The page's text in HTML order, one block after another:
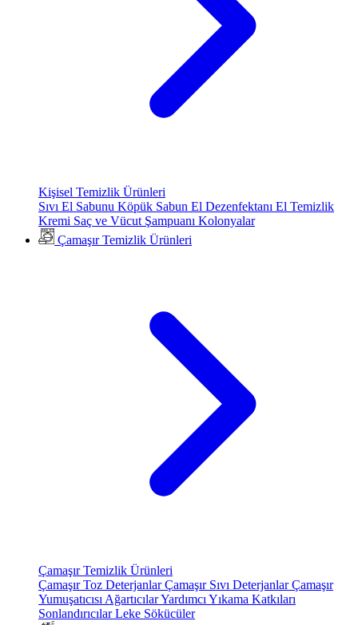
Kişisel Temizlik Ürünleri
Sıvı El Sabunu Köpük Sabun El Dezenfektanı El Temizlik
Kremi Saç ve Vücut Şampuanı Kolonyalar
Çamaşır Temizlik Ürünleri
Çamaşır Temizlik Ürünleri
Çamaşır Toz DeterjanlarÇamaşır Sıvı DeterjanlarÇamaşır
Yumuşatıcısı AğartıcılarYardımcı Yıkama Katkıları
SonlandırıcılarLeke Sökücüler